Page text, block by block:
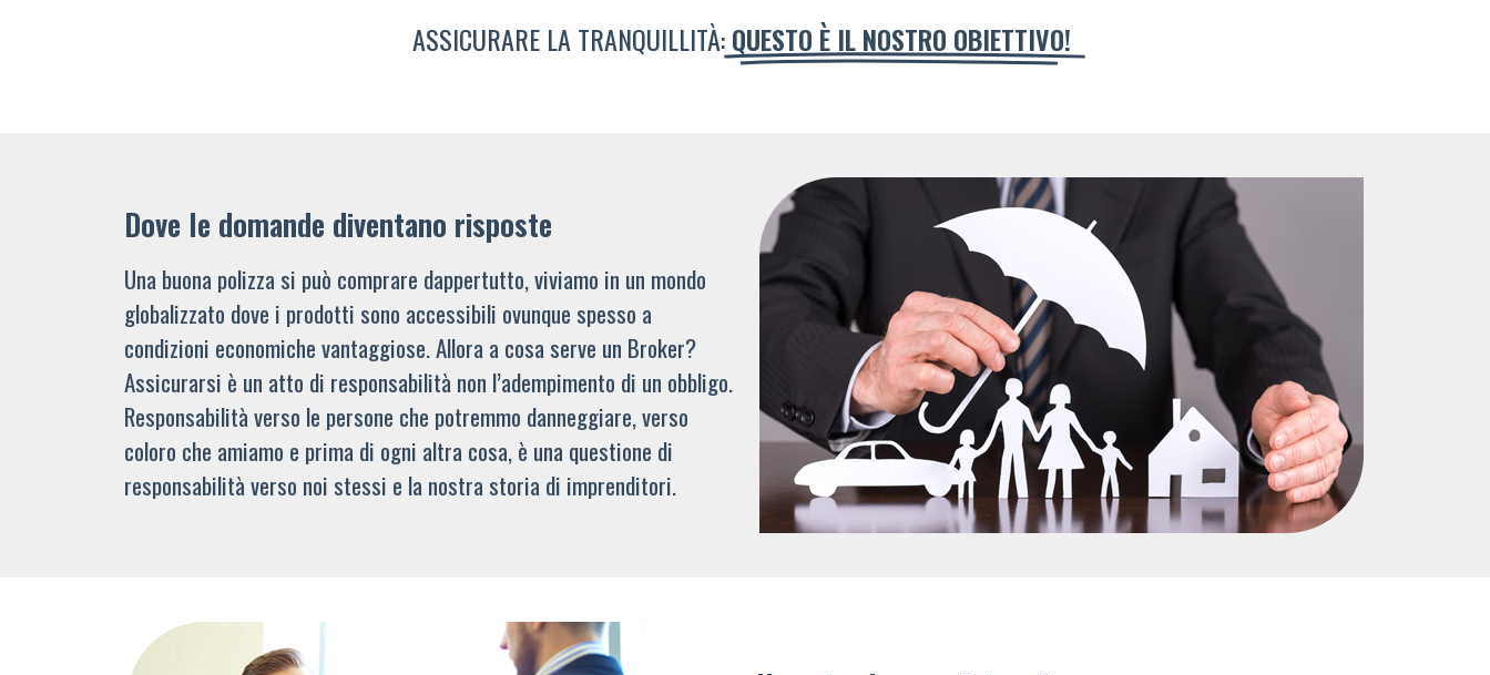
ASSICURARE LA TRANQUILLITÀ:QUESTO È IL NOSTRO OBIETTIVO!
Dove le domande diventano risposte
Una buona polizza si può comprare dappertutto, viviamo in un mondo
globalizzato dove i prodotti sono accessibili ovunque spesso a
condizioni economiche vantaggiose. Allora a cosa serve un Broker?
Assicurarsi è un atto di responsabilità non l’adempimento di un obbligo.
Responsabilità verso le persone che potremmo danneggiare, verso
coloro che amiamo e prima di ogni altra cosa, è una questione di
responsabilità verso noi stessi e la nostra storia di imprenditori.